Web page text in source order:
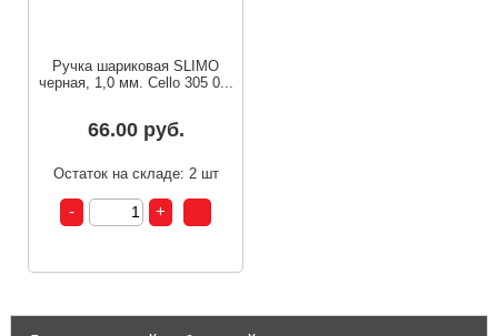
Ручка шариковая SLIMO
черная, 1,0 мм. Cello 305 0...
66.00 руб.
Остаток на складе: 2 шт